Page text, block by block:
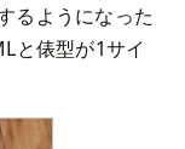
るようになった
と俵型が1サイ